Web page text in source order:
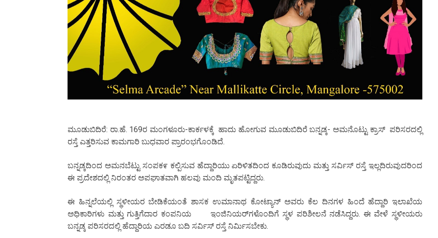
ಮೂಡುಬಿದಿರೆ: ರಾ.ಹೆ. 169ರ ಮಂಗಳೂರು-ಕಾರ್ಕಳಕ್ಕೆ ಹಾದು ಹೋಗುವ ಮೂಡುಬಿದಿರೆ ಬನ್ನಡ್ಕ- ಅಮನೊಟ್ಟು ಕ್ರಾಸ್ ಪರಿಸರದಲ್ಲಿ
ರಸ್ತೆ ಎತ್ತರಿಸುವ ಕಾಮಗಾರಿ ಬುಧವಾರ ಪ್ರಾರಂಭಗೊಂಡಿದೆ.
ಬನ್ನಡ್ಕದಿಂದ ಅಮನಬೆಟ್ಟು ಸಂಪಕ೯ ಕಲ್ಪಿಸುವ ಹೆದ್ದಾರಿಯು ಏರಿಳಿತದಿಂದ ಕೂಡಿರುವುದು ಮತ್ತು ಸರ್ವಿಸ್ ರಸ್ತೆ ಇಲ್ಲದಿರುವುದರಿಂದ
ಈ ಪ್ರದೇಶದಲ್ಲಿ ನಿರಂತರ ಅಪಘಾತವಾಗಿ ಹಲವು ಮಂದಿ ಮೃತಪಟ್ಟಿದ್ದರು.
ಈ ಹಿನ್ನಲೆಯಲ್ಲಿ ಸ್ಥಳೀಯರ ಬೇಡಿಕೆಯಂತೆ ಶಾಸಕ ಉಮಾನಾಥ ಕೋಟ್ಯಾನ್ ಅವರು ಕೆಲ ದಿನಗಳ ಹಿಂದೆ ಹೆದ್ದಾರಿ ಇಲಾಖೆಯ
ಅಧಿಕಾರಿಗಳು ಮತ್ತು ಗುತ್ತಿಗೆದಾರ ಕಂಪನಿಯ ಇಂಜಿನಿಯರ್‌ಗಳೊಂದಿಗೆ ಸ್ಥಳ ಪರಿಶೀಲನೆ ನಡೆಸಿದ್ದರು. ಈ ವೇಳೆ ಸ್ಥಳೀಯರು
ಬನ್ನಡ್ಕ ಪರಿಸರದಲ್ಲಿ ಹೆದ್ದಾರಿಯ ಎರಡೂ ಬದಿ ಸರ್ವಿಸ್ ರಸ್ತೆ ನಿರ್ಮಿಸಬೇಕು.